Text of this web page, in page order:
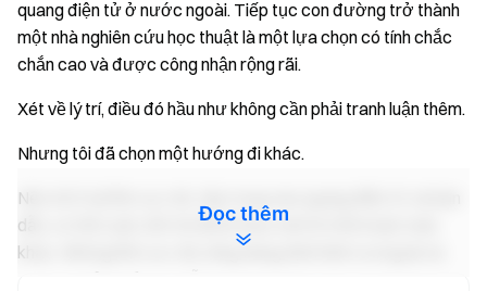
quang điện tử ở nước ngoài. Tiếp tục con đường trở thành
một nhà nghiên cứu học thuật là một lựa chọn có tính chắc
chắn cao và được công nhận rộng rãi.
Xét về lý trí, điều đó hầu như không cần phải tranh luận thêm.
Nhưng tôi đã chọn một hướng đi khác.
Nếu tôi ở lại lĩnh vực đó, tập trung vào quang điện tử và bán
dẫn, có thể cuộc đời tôi đã đi theo một lộ trình hoàn toàn
khác. Những lĩnh vực đó cũng đang định hình tương lai và
mang lại cả sự ổn định lẫn giá trị dài hạn.
Đọc thêm